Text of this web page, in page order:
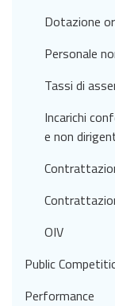
Dotazione
Personale
Tassi di
Incarichi
e non
OIV
Public
Performance